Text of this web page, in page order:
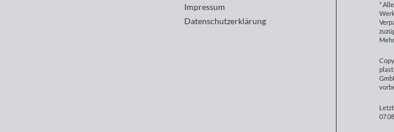
Impressum
Datenschutzerklärung
*